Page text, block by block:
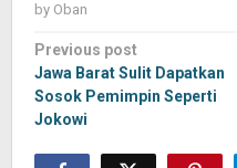
by Oban
Post
navigation
Previous post
Jawa Barat Sulit Dapatkan
Sosok Pemimpin Seperti
Jokowi